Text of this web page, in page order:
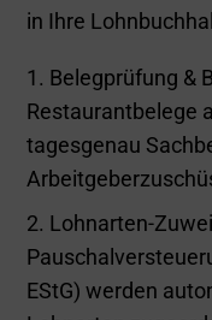
in Ihre
Belegprüfung &
Restaurantbelege
tagesgenau
Lohnarten-
EStG) werden